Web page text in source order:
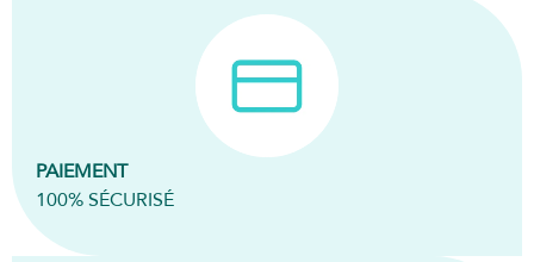
PAIEMENT
100% SÉCURISÉ